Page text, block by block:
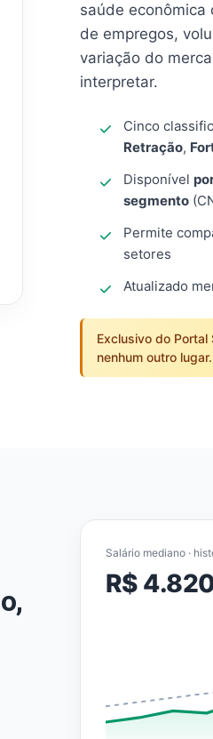
saúde econômica
de empregos,
variação do
interpretar.
Cinco
Retração,
Disponível
segmento
Permite
setores
Atualizado
Exclusivo do Portal
nenhum outro lugar.
Salário mediano ·
R$